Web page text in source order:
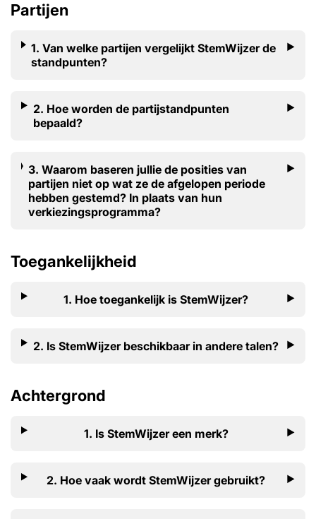
Partijen
1. Van welke partijen vergelijkt StemWijzer de
standpunten?
2. Hoe worden de partijstandpunten
bepaald?
3. Waarom baseren jullie de posities van
partijen niet op wat ze de afgelopen periode
hebben gestemd? In plaats van hun
verkiezingsprogramma?
Toegankelijkheid
1. Hoe toegankelijk is StemWijzer?
2. Is StemWijzer beschikbaar in andere talen?
Achtergrond
1. Is StemWijzer een merk?
2. Hoe vaak wordt StemWijzer gebruikt?